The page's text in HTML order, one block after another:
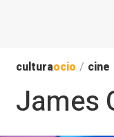
culturaocio / cine
James